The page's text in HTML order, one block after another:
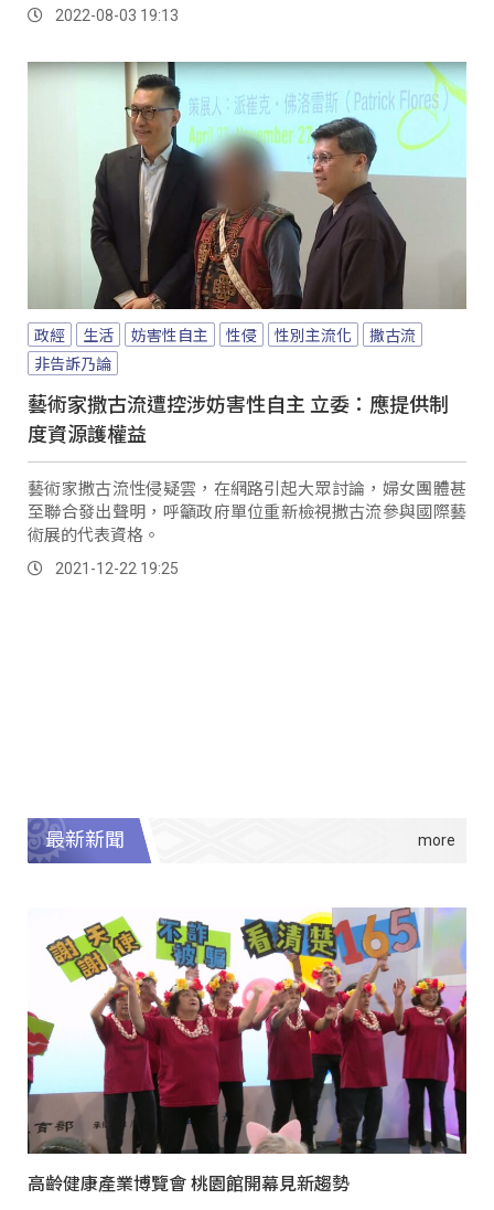
2022-08-03 19:13
政經 生活 妨害性自主 性侵 性別主流化
撒古流
非告訴乃論
藝術家撒古流遭控涉妨害性自主 立委：應提供制
度資源護權益
藝術家撒古流性侵疑雲，在網路引起大眾討論，婦女團體甚
至聯合發出聲明，呼籲政府單位重新檢視撒古流參與國際藝
術展的代表資格。
2021-12-22 19:25
最新新聞
高齡健康產業博覽會 桃園館開幕見新趨勢